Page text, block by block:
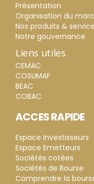
Présentation
Organisation du
Nos produits &
Notre gouvernance
Liens utiles
CEMAC
COSUMAF
BEAC
COBAC
ACCES RAPIDE
Espace Investisseurs
Espace Emetteurs
Sociétés cotées
Sociétés de Bourse
Comprendre la